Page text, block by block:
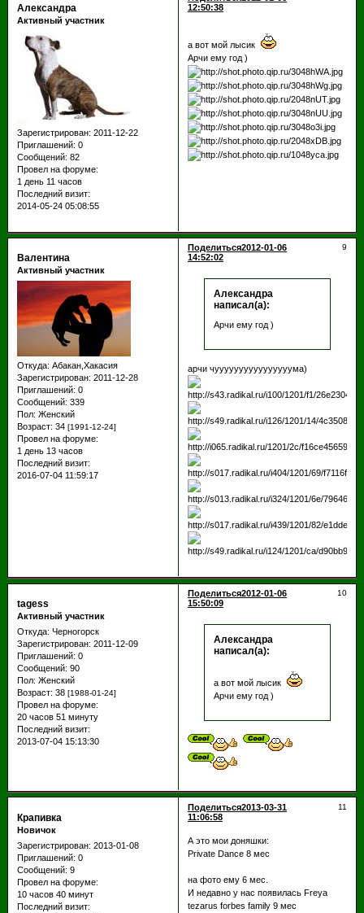
12:50:38
Александра
Активный участник
Зарегистрирован: 2011-12-22
Приглашений: 0
Сообщений: 82
Провел на форуме:
1 день 11 часов
Последний визит:
2014-05-24 05:08:55
а вот мой лысик
Арчи ему год )
Поделиться 9
2012-01-06
14:52:02
Валентина
Активный участник
Откуда: Абакан,Хакасия
Зарегистрирован: 2011-12-28
Приглашений: 0
Сообщений: 339
Пол: Женский
Возраст: 34 [1991-12-24]
Провел на форуме:
1 день 13 часов
Последний визит:
2016-07-04 11:59:17
Александра
написал(а):
Арчи ему год )
арчи чуууууууууууууууума)
Поделиться 10
2012-01-06
15:50:09
tagess
Активный участник
Откуда: Черногорск
Зарегистрирован: 2011-12-09
Приглашений: 0
Сообщений: 90
Пол: Женский
Возраст: 38 [1988-01-24]
Провел на форуме:
20 часов 51 минуту
Последний визит:
2013-07-04 15:13:30
Александра
написал(а):
а вот мой лысик
Арчи ему год )
Поделиться 11
2013-03-31
11:06:58
Крапивка
Новичок
Зарегистрирован: 2013-01-08
Приглашений: 0
Сообщений: 9
Провел на форуме:
10 часов 40 минут
Последний визит:
А это мои доняшки:
Private Dance 8 мес
на фото ему 6 мес.
И недавно у нас появилась Freya
tezarus forbes family 9 мес